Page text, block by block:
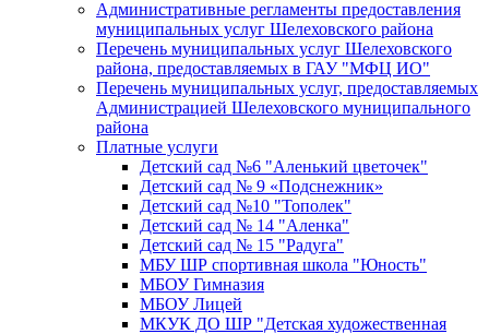
Административные регламенты предоставления
муниципальных услуг Шелеховского района
Перечень муниципальных услуг Шелеховского
района, предоставляемых в ГАУ "МФЦ ИО"
Перечень муниципальных услуг, предоставляемых
Администрацией Шелеховского муниципального
района
Платные услуги
Детский сад №6 "Аленький цветочек"
Детский сад № 9 «Подснежник»
Детский сад №10 "Тополек"
Детский сад № 14 "Аленка"
Детский сад № 15 "Радуга"
МБУ ШР спортивная школа "Юность"
МБОУ Гимназия
МБОУ Лицей
МКУК ДО ШР "Детская художественная